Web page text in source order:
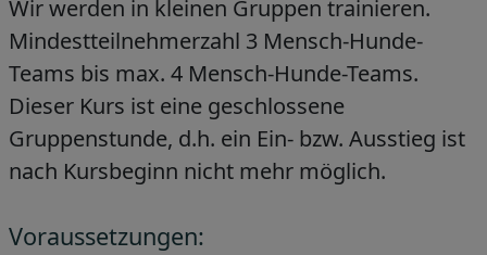
Wir werden in kleinen Gruppen trainieren.
Mindestteilnehmerzahl 3 Mensch-Hunde-
Teams bis max. 4 Mensch-Hunde-Teams.
Dieser Kurs ist eine geschlossene
Gruppenstunde, d.h. ein Ein- bzw. Ausstieg ist
nach Kursbeginn nicht mehr möglich.
Voraussetzungen: